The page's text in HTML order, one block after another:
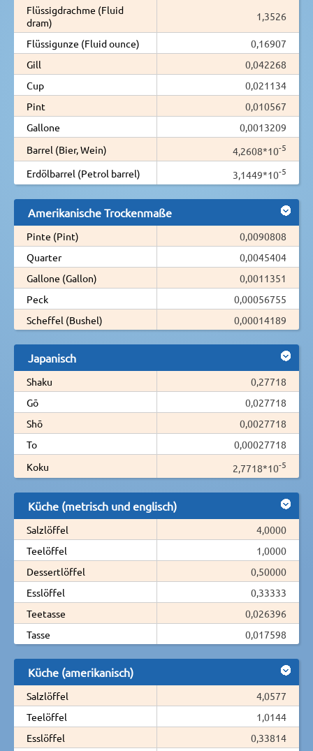
Flüssigdrachme (Fluid
dram)
1,3526
Flüssigunze (Fluid ounce)
0,16907
Gill
0,042268
Cup
0,021134
Pint
0,010567
Gallone
0,0013209
Barrel (Bier, Wein)
4,2608*10-5
Erdölbarrel (Petrol barrel) 3,1449*10-5
Amerikanische Trockenmaße
Pinte (Pint)
0,0090808
Quarter
0,0045404
Gallone (Gallon)
0,0011351
Peck
0,00056755
Scheffel (Bushel)
0,00014189
Japanisch
Shaku
0,27718
Gō
0,027718
Shō
0,0027718
To
0,00027718
Koku
2,7718*10-5
Küche (metrisch und englisch)
Salzlöffel
4,0000
Teelöffel
1,0000
Dessertlöffel
0,50000
Esslöffel
0,33333
Teetasse
0,026396
Tasse
0,017598
Küche (amerikanisch)
Salzlöffel
4,0577
Teelöffel
1,0144
Esslöffel
0,33814